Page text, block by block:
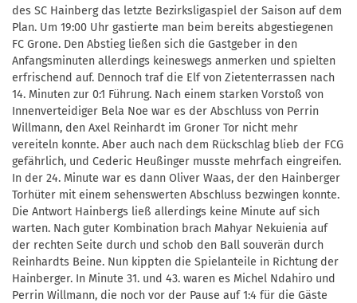
des SC Hainberg das letzte Bezirksligaspiel der Saison auf dem
Plan. Um 19:00 Uhr gastierte man beim bereits abgestiegenen
FC Grone. Den Abstieg ließen sich die Gastgeber in den
Anfangsminuten allerdings keineswegs anmerken und spielten
erfrischend auf. Dennoch traf die Elf von Zietenterrassen nach
14. Minuten zur 0:1 Führung. Nach einem starken Vorstoß von
Innenverteidiger Bela Noe war es der Abschluss von Perrin
Willmann, den Axel Reinhardt im Groner Tor nicht mehr
vereiteln konnte. Aber auch nach dem Rückschlag blieb der FCG
gefährlich, und Cederic Heußinger musste mehrfach eingreifen.
In der 24. Minute war es dann Oliver Waas, der den Hainberger
Torhüter mit einem sehenswerten Abschluss bezwingen konnte.
Die Antwort Hainbergs ließ allerdings keine Minute auf sich
warten. Nach guter Kombination brach Mahyar Nekuienia auf
der rechten Seite durch und schob den Ball souverän durch
Reinhardts Beine. Nun kippten die Spielanteile in Richtung der
Hainberger. In Minute 31. und 43. waren es Michel Ndahiro und
Perrin Willmann, die noch vor der Pause auf 1:4 für die Gäste